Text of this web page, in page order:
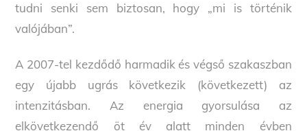
tudni senki sem biztosan, hogy „mi is történik
valójában”.
A 2007-tel kezdődő harmadik és végső szakaszban
egy újabb ugrás következik (következett) az
intenzitásban. Az energia gyorsulása az
elkövetkezendő öt év alatt minden évben